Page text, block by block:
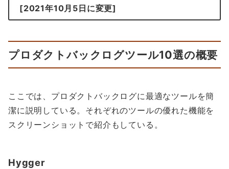
[2021年10月5日に変更]
プロダクトバックログツール10選の概要
ここでは、プロダクトバックログに最適なツールを簡
潔に説明している。それぞれのツールの優れた機能を
スクリーンショットで紹介もしている。
Hygger